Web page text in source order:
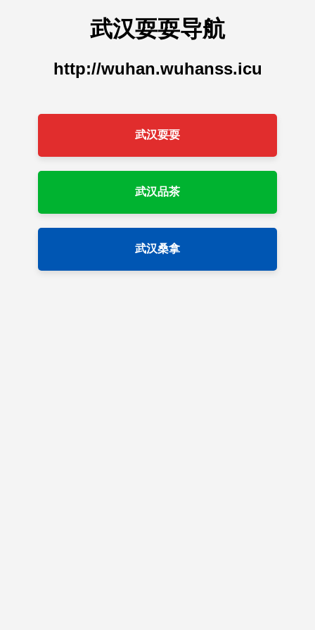
武汉耍耍导航
http://wuhan.wuhanss.icu
武汉耍耍
武汉品茶
武汉桑拿